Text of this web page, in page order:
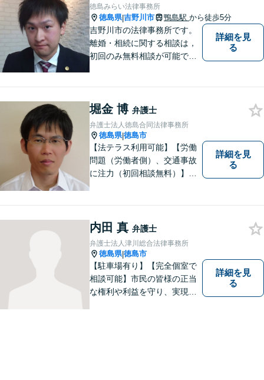
徳島みらい法律事務所
徳島県|吉野川市 鴨島駅 から徒歩5分
吉野川市の法律事務所です。
離婚・相続に関する相談は，
初回のみ無料相談が可能です
詳細を見
る
堀金 博 弁護士
弁護士法人徳島合同法律事務所
徳島県|徳島市
【法テラス利用可能】【労働
問題（労働者側）、交通事故
に注力（初回相談無料）】市
務整理など）を中心に、社会
的事件にも対応いたします。
お気軽にご相談ください。
詳細を見
る
内田 真 弁護士
弁護士法人津川総合法律事務所
徳島県|徳島市
【駐車場有り】【完全個室で
相談可能】市民の皆様の正当
な権利や利益を守り、実現す
詳細を見
る